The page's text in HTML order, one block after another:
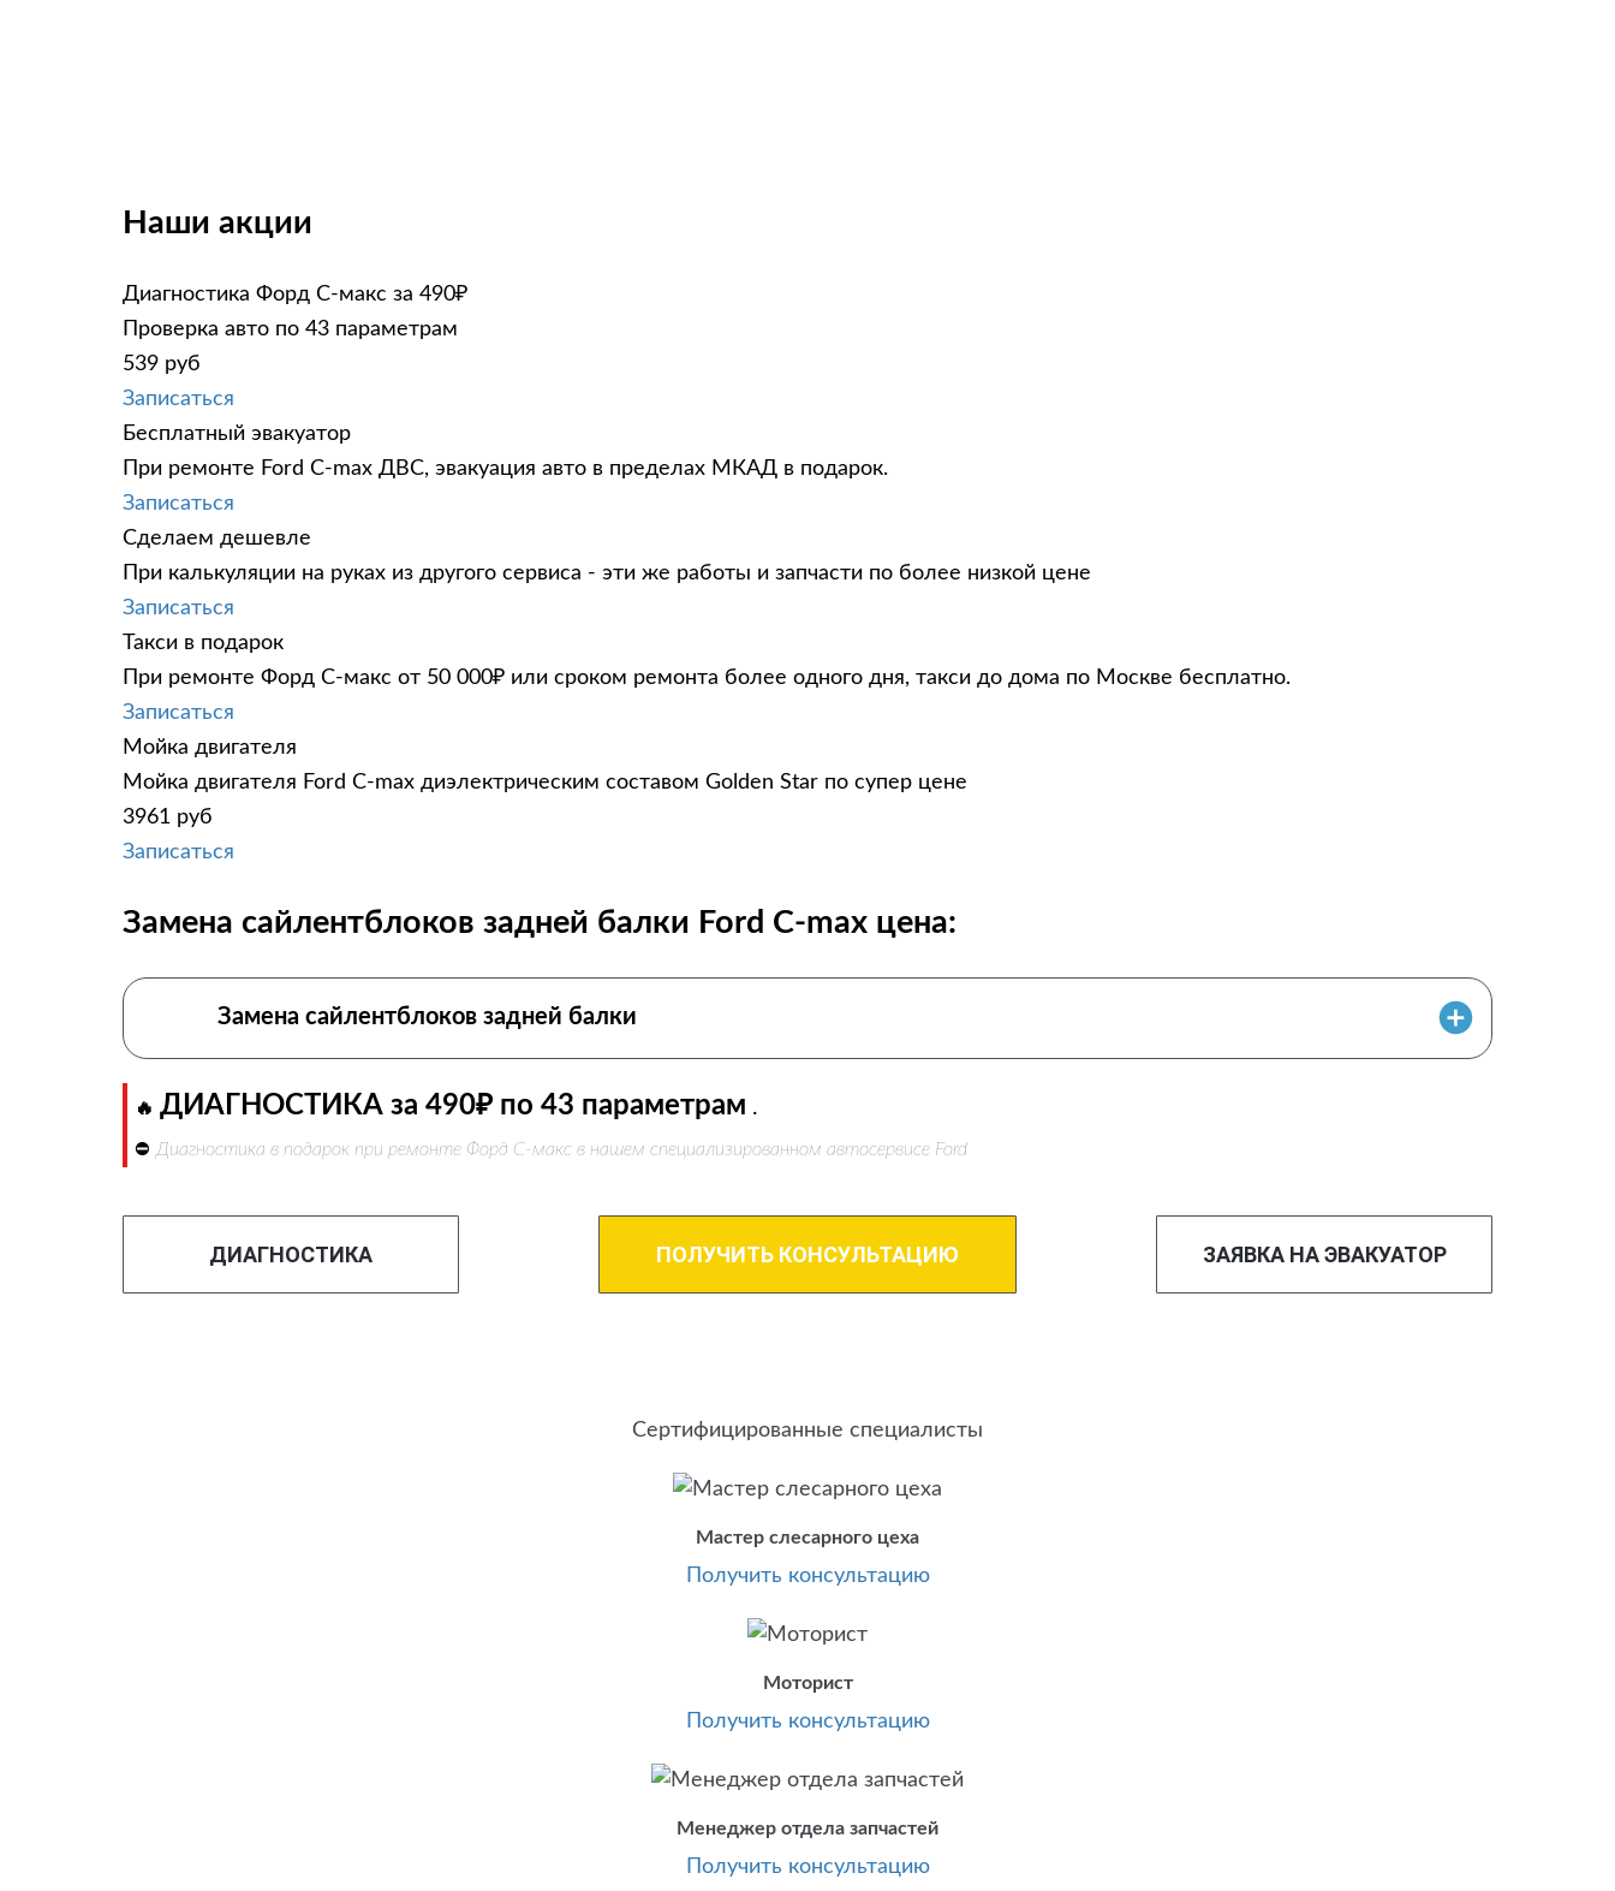
Наши акции
Диагностика Форд С-макс за 490₽
Проверка авто по 43 параметрам
539 руб
Записаться
Бесплатный эвакуатор
При ремонте Ford C-max ДВС, эвакуация авто в пределах МКАД в подарок.
Записаться
Сделаем дешевле
При калькуляции на руках из другого сервиса - эти же работы и запчасти по более низкой цене
Записаться
Такси в подарок
При ремонте Форд С-макс от 50 000₽ или сроком ремонта более одного дня, такси до дома по Москве бесплатно.
Записаться
Мойка двигателя
Мойка двигателя Ford C-max диэлектрическим составом Golden Star по супер цене
3961 руб
Записаться
Замена сайлентблоков задней балки Ford C-max цена:
Замена сайлентблоков задней балки
🔥 ДИАГНОСТИКА за 490₽ по 43 параметрам .
⛔ Диагностика в подарок при ремонте Форд С-макс в нашем специализированном автосервисе Ford
ДИАГНОСТИКА ПОЛУЧИТЬ КОНСУЛЬТАЦИЮ ЗАЯВКА НА ЭВАКУАТОР
Сертифицированные специалисты
Мастер слесарного цеха
Получить консультацию
Моторист
Получить консультацию
Менеджер отдела запчастей
Получить консультацию